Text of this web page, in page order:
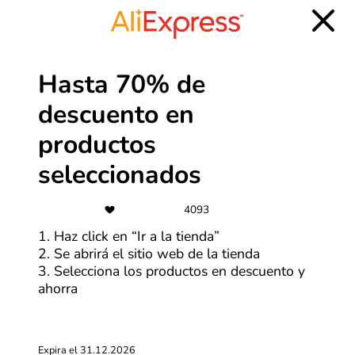
Cuotas
seleccionadas
Más cupones de Tiendamia
Cupones actualizados el martes, 4 de agosto de 2026
Hasta 70% de
descuento en
productos
seleccionados
4093
1. Haz click en “Ir a la tienda”
2. Se abrirá el sitio web de la tienda
3. Selecciona los productos en descuento y
ahorra
Expira el 31.12.2026
Mascotas descuentos y cupones
vacía puede resultar más entretenida que un juguete